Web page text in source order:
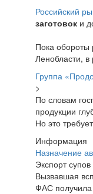
Российский
заготовок и
Пока обороты
Ленобласти,
Группа
>
По словам
продукции
Но это
Информация
Назначение
Экспорт
Вызвавшая
ФАС получила